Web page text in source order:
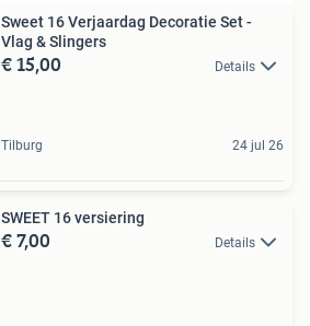
Sweet 16 Verjaardag Decoratie Set -
Vlag & Slingers
€ 15,00 Details
Tilburg 24 jul 26
SWEET 16 versiering
€ 7,00 Details